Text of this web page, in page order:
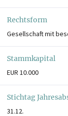
Rechtsform
Gesellschaft mit
Stammkapital
EUR 10.000
Stichtag
31.12.